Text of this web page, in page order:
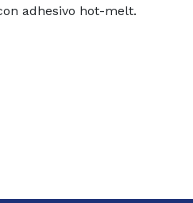
adhesivo hot-melt.